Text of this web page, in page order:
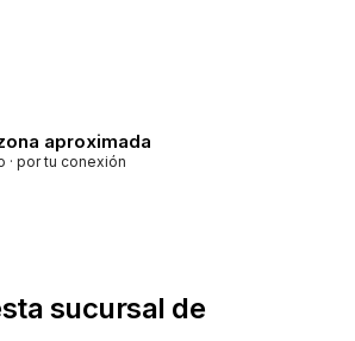
aproximada
· por tu conexión
sucursal de